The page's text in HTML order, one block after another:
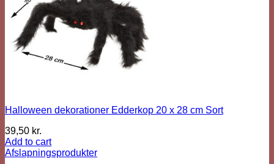
Halloween dekorationer Edderkop 20 x 28 cm Sort
39,50 kr.
Add to cart
Afslapningsprodukter